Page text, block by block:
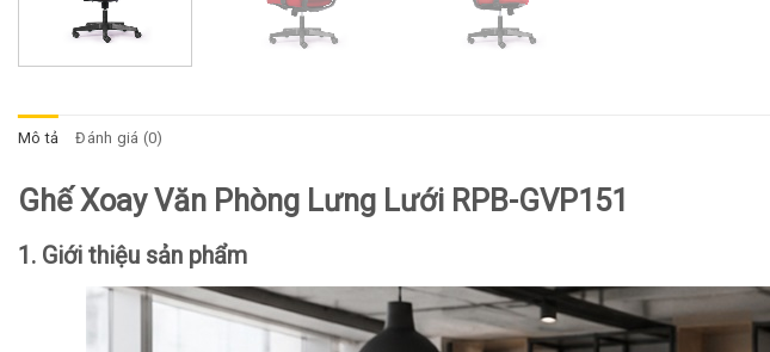
Mô tả Đánh giá (0)
Ghế Xoay Văn Phòng Lưng Lưới RPB-GVP151
1. Giới thiệu sản phẩm